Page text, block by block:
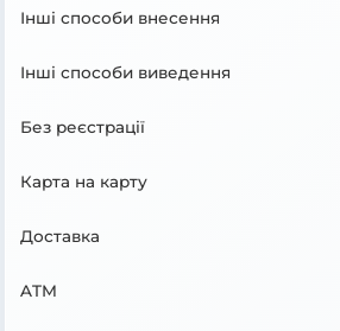
Інші способи внесення
Інші способи виведення
Без реєстрації
Карта на карту
Доставка
ATM